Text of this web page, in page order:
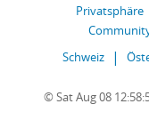
Privatsphäre
Schweiz
© Sat Aug 08